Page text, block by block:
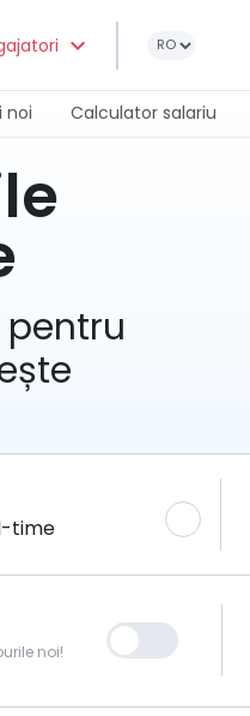
expand_more
noi Calculator salariu
time
noi!